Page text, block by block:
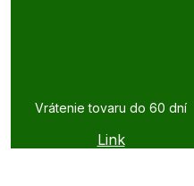
Vrátenie tovaru do 60 dní
Link